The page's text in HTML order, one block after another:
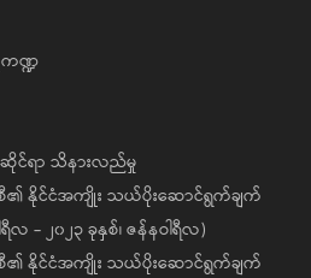
ကဏ္ဍ
ရာ သိနားလည်မှု
၏ နိုင်ငံအကျိုး သယ်ပိုးဆောင်ရွက်ချက်
လ - ၂၀၂၃ ခုနှစ်၊ ဇန်နဝါရီလ)
၏ နိုင်ငံအကျိုး သယ်ပိုးဆောင်ရွက်ချက်